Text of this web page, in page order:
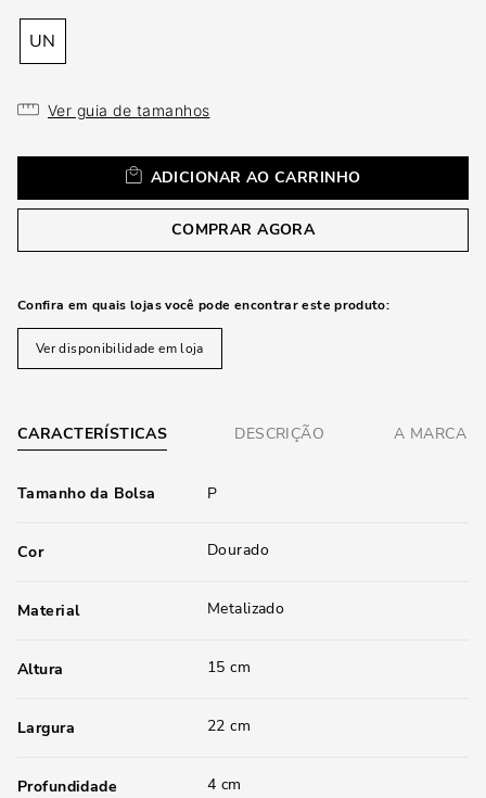
UN
Ver guia de tamanhos
ADICIONAR AO CARRINHO
COMPRAR AGORA
Confira em quais lojas você pode encontrar este produto:
Ver disponibilidade em loja
CARACTERÍSTICAS DESCRIÇÃO A MARCA
Tamanho da Bolsa P
Cor Dourado
Material Metalizado
Altura 15 cm
Largura 22 cm
Profundidade 4 cm